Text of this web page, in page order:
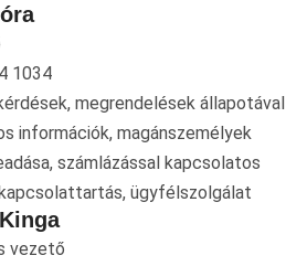
1034
megrendelések állapotával
információk, magánszemélyek
számlázással kapcsolatos
ügyfélszolgálat
vezető